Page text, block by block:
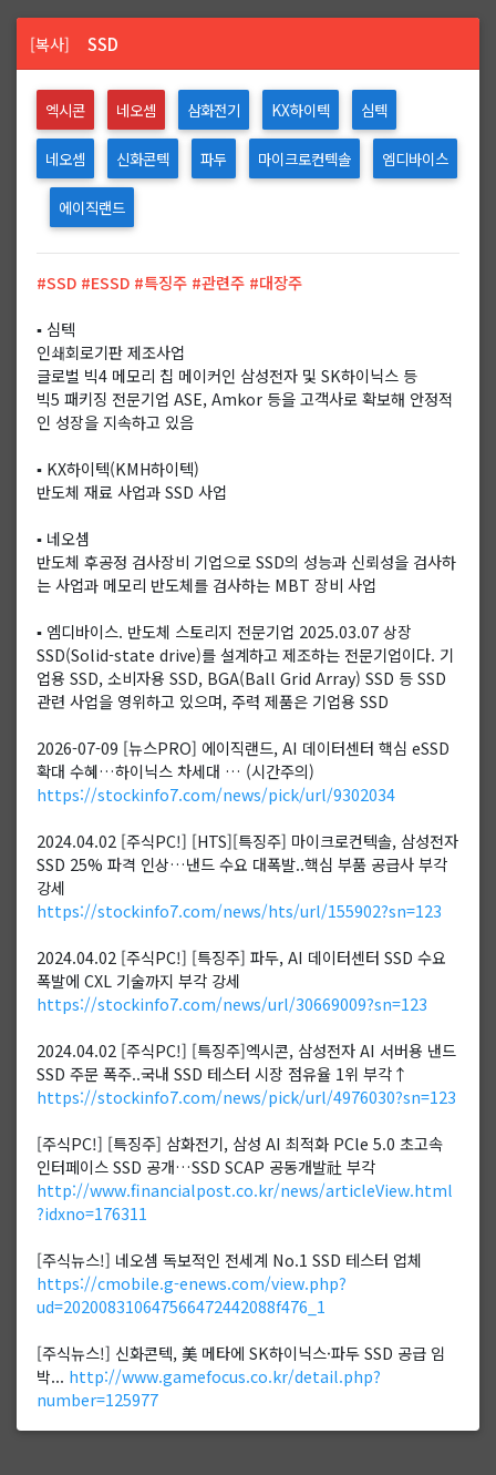
[복사] SSD
엑시콘 네오셈 삼화전기 KX하이텍 심텍
네오셈 신화콘텍 파두 마이크로컨텍솔 엠디바이스
에이직랜드
#SSD #ESSD #특징주 #관련주 #대장주
▪️ 심텍
인쇄회로기판 제조사업
글로벌 빅4 메모리 칩 메이커인 삼성전자 및 SK하이닉스 등
빅5 패키징 전문기업 ASE, Amkor 등을 고객사로 확보해 안정적
인 성장을 지속하고 있음
▪️ KX하이텍(KMH하이텍)
반도체 재료 사업과 SSD 사업
▪️ 네오셈
반도체 후공정 검사장비 기업으로 SSD의 성능과 신뢰성을 검사하
는 사업과 메모리 반도체를 검사하는 MBT 장비 사업
▪️ 엠디바이스. 반도체 스토리지 전문기업 2025.03.07 상장
SSD(Solid-state drive)를 설계하고 제조하는 전문기업이다. 기
업용 SSD, 소비자용 SSD, BGA(Ball Grid Array) SSD 등 SSD
관련 사업을 영위하고 있으며, 주력 제품은 기업용 SSD
2026-07-09 [뉴스PRO] 에이직랜드, AI 데이터센터 핵심 eSSD
확대 수혜…하이닉스 차세대 … (시간주의)
https://stockinfo7.com/news/pick/url/9302034
2024.04.02 [주식PC!] [HTS][특징주] 마이크로컨텍솔, 삼성전자
SSD 25% 파격 인상…낸드 수요 대폭발..핵심 부품 공급사 부각
강세
https://stockinfo7.com/news/hts/url/155902?sn=123
2024.04.02 [주식PC!] [특징주] 파두, AI 데이터센터 SSD 수요
폭발에 CXL 기술까지 부각 강세
https://stockinfo7.com/news/url/30669009?sn=123
2024.04.02 [주식PC!] [특징주]엑시콘, 삼성전자 AI 서버용 낸드
SSD 주문 폭주..국내 SSD 테스터 시장 점유율 1위 부각↑
https://stockinfo7.com/news/pick/url/4976030?sn=123
[주식PC!] [특징주] 삼화전기, 삼성 AI 최적화 PCle 5.0 초고속
인터페이스 SSD 공개…SSD SCAP 공동개발社 부각
http://www.financialpost.co.kr/news/articleView.html
?idxno=176311
[주식뉴스!] 네오셈 독보적인 전세계 No.1 SSD 테스터 업체
https://cmobile.g-enews.com/view.php?
ud=202008310647566472442088f476_1
[주식뉴스!] 신화콘텍, 美 메타에 SK하이닉스·파두 SSD 공급 임
박... http://www.gamefocus.co.kr/detail.php?
number=125977